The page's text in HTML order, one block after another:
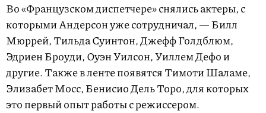
Во «Французском диспетчере» снялись актеры, с
которыми Андерсон уже сотрудничал, — Билл
Мюррей, Тильда Суинтон, Джефф Голдблюм,
Эдриен Броуди, Оуэн Уилсон, Уиллем Дефо и
другие. Также в ленте появятся Тимоти Шаламе,
Элизабет Мосс, Бенисио Дель Торо, для которых
это первый опыт работы с режиссером.